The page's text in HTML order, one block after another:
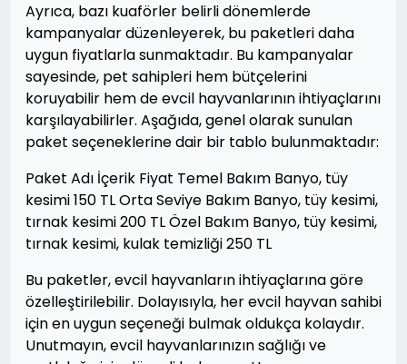
Ayrıca, bazı kuaförler belirli dönemlerde
kampanyalar düzenleyerek, bu paketleri daha
uygun fiyatlarla sunmaktadır. Bu kampanyalar
sayesinde, pet sahipleri hem bütçelerini
koruyabilir hem de evcil hayvanlarının ihtiyaçlarını
karşılayabilirler. Aşağıda, genel olarak sunulan
paket seçeneklerine dair bir tablo bulunmaktadır:
Paket Adı İçerik Fiyat Temel Bakım Banyo, tüy
kesimi 150 TL Orta Seviye Bakım Banyo, tüy kesimi,
tırnak kesimi 200 TL Özel Bakım Banyo, tüy kesimi,
tırnak kesimi, kulak temizliği 250 TL
Bu paketler, evcil hayvanların ihtiyaçlarına göre
özelleştirilebilir. Dolayısıyla, her evcil hayvan sahibi
için en uygun seçeneği bulmak oldukça kolaydır.
Unutmayın, evcil hayvanlarınızın sağlığı ve